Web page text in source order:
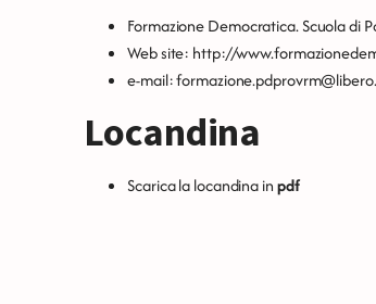
Formazione Democratica. Scuola di
Web site: http://
e-mail:
Locandina
Scarica la locandina inpdf